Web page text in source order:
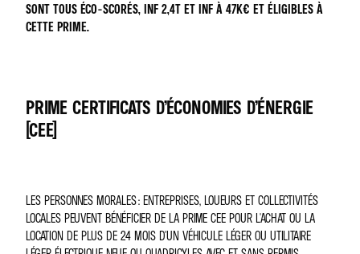
SONT TOUS ÉCO-SCORÉS, INF 2,4T ET INF À 47K€ ET ÉLIGIBLES À
CETTE PRIME.
PRIME CERTIFICATS D’ÉCONOMIES D’ÉNERGIE
(CEE)
LES PERSONNES MORALES : ENTREPRISES, LOUEURS ET COLLECTIVITÉS
LOCALES PEUVENT BÉNÉFICIER DE LA PRIME CEE POUR L'ACHAT OU LA
LOCATION DE PLUS DE 24 MOIS D'UN VÉHICULE LÉGER OU UTILITAIRE